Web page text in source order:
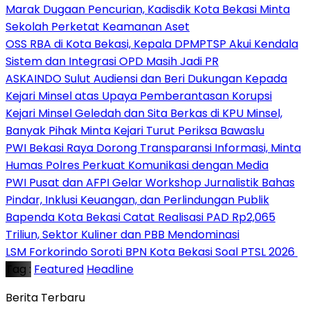
‎Marak Dugaan Pencurian, Kadisdik Kota Bekasi Minta
Sekolah Perketat Keamanan Aset
‎OSS RBA di Kota Bekasi, Kepala DPMPTSP Akui Kendala
Sistem dan Integrasi OPD Masih Jadi PR
ASKAINDO Sulut Audiensi dan Beri Dukungan Kepada
Kejari Minsel atas Upaya Pemberantasan Korupsi
Kejari Minsel Geledah dan Sita Berkas di KPU Minsel,
Banyak Pihak Minta Kejari Turut Periksa Bawaslu
PWI Bekasi Raya Dorong Transparansi Informasi, Minta
Humas Polres Perkuat Komunikasi dengan Media
PWI Pusat dan AFPI Gelar Workshop Jurnalistik Bahas
Pindar, Inklusi Keuangan, dan Perlindungan Publik
Bapenda Kota Bekasi Catat Realisasi PAD Rp2,065
Triliun, Sektor Kuliner dan PBB Mendominasi
‎LSM Forkorindo Soroti BPN Kota Bekasi Soal PTSL 2026 ‎
Tag : Featured Headline
Berita Terbaru